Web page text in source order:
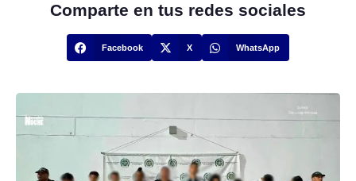
Comparte en tus redes sociales
Facebook X WhatsApp